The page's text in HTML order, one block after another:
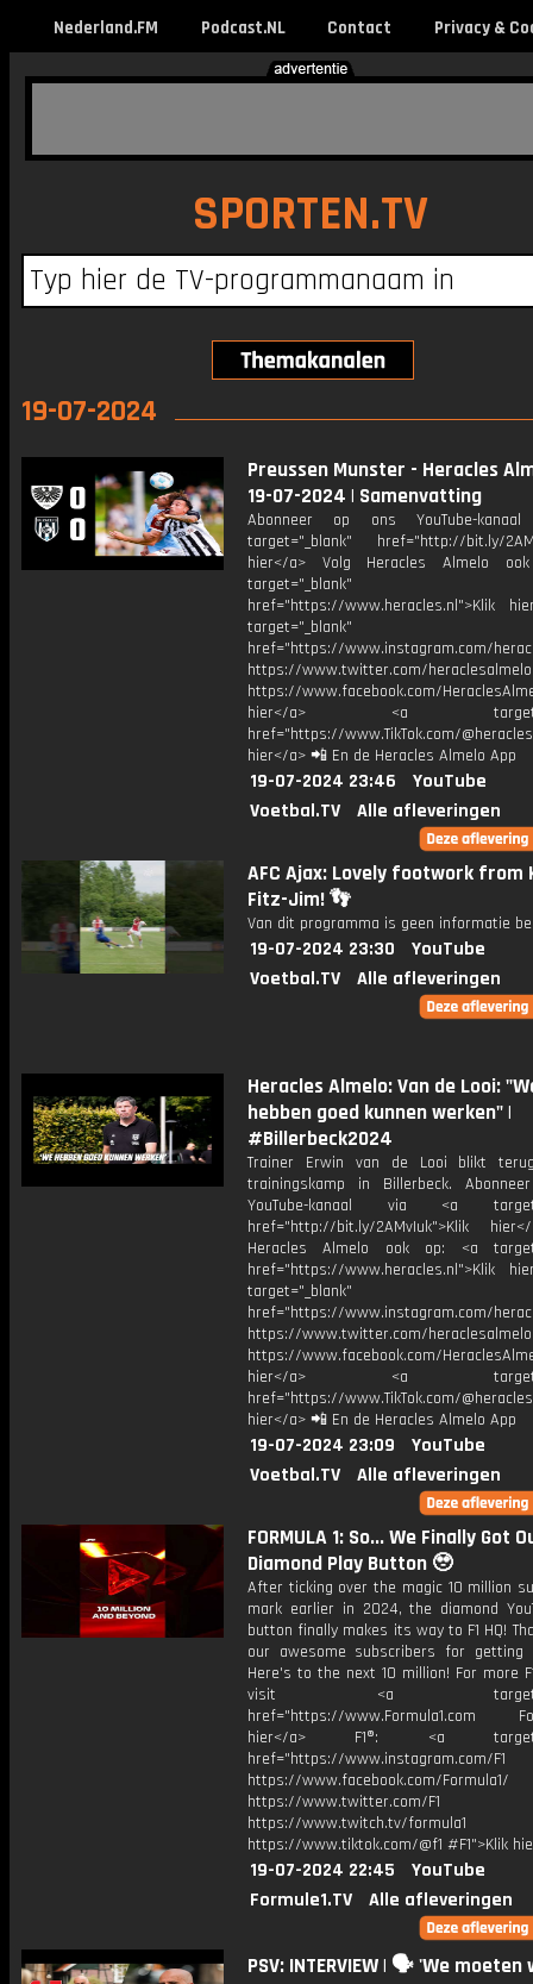
Nederland.FM Podcast.NL Contact Privacy &
SPORTEN.TV
19-07-2024
Preussen Munster - Heracles
19-07-2024 | Samenvatting
Abonneer op ons YouTube-
target="_blank" href="http://bit.ly/
hier</a> Volg Heracles Almelo
target="_blank"
href="https://www.heracles.nl">Klik
target="_blank"
href="https://www.instagram.com/
https://www.twitter.com/heraclesalmelo
https://www.facebook.com/
hier</a> <a
href="https://www.TikTok.com/
hier</a> 📲 En de Heracles Almelo App
19-07-2024 23:46
YouTube
Voetbal.TV
Alle afleveringen
AFC Ajax: Lovely footwork from
Fitz-Jim! 👣
Van dit programma is geen informatie
19-07-2024 23:30
YouTube
Voetbal.TV
Alle afleveringen
Heracles Almelo: Van de Looi:
hebben goed kunnen werken" |
#Billerbeck2024
Trainer Erwin van de Looi blikt
trainingskamp in Billerbeck.
YouTube-kanaal via <a
href="http://bit.ly/2AMvIuk">Klik
Heracles Almelo ook op: <a
href="https://www.heracles.nl">Klik
target="_blank"
href="https://www.instagram.com/
https://www.twitter.com/heraclesalmelo
https://www.facebook.com/
hier</a> <a
href="https://www.TikTok.com/
hier</a> 📲 En de Heracles Almelo App
19-07-2024 23:09
YouTube
Voetbal.TV
Alle afleveringen
FORMULA 1: So... We Finally Got
Diamond Play Button 🥹
After ticking over the magic 10 million
mark earlier in 2024, the diamond
button finally makes its way to F1 HQ!
our awesome subscribers for getting
Here's to the next 10 million! For more
visit <a
href="https://www.Formula1.com
hier</a> F1®: <a
href="https://www.instagram.com/F1
https://www.facebook.com/Formula1/
https://www.twitter.com/F1
https://www.twitch.tv/formula1
https://www.tiktok.com/@f1 #F1">Klik
19-07-2024 22:45
YouTube
Formule1.TV
Alle afleveringen
PSV: INTERVIEW | 🗣️ 'We moeten